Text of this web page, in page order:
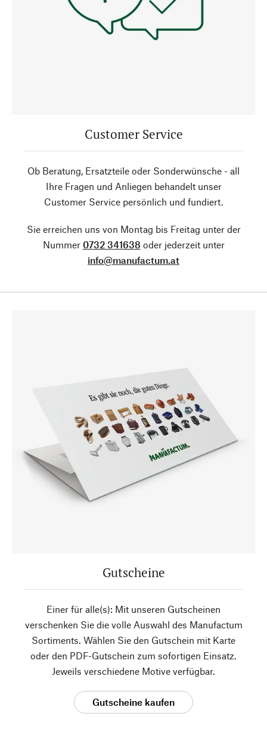
Customer Service
Ob Beratung, Ersatzteile oder Sonderwünsche - all
Ihre Fragen und Anliegen behandelt unser
Customer Service persönlich und fundiert.
Sie erreichen uns von Montag bis Freitag unter der
Nummer 0732 341638 oder jederzeit unter
info@manufactum.at
Gutscheine
Einer für alle(s): Mit unseren Gutscheinen
verschenken Sie die volle Auswahl des Manufactum
Sortiments. Wählen Sie den Gutschein mit Karte
oder den PDF-Gutschein zum sofortigen Einsatz.
Jeweils verschiedene Motive verfügbar.
Gutscheine kaufen